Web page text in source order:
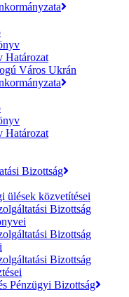
Határozat
Város Ukrán
Határozat
Bizottság
ülések közvetítései
Bizottság
Bizottság
Bizottság
Pénzügyi Bizottság